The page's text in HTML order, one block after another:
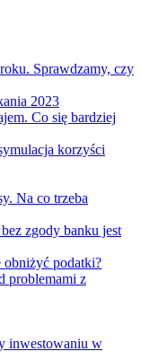
Sprawdzamy, czy
2023
Co się bardziej
korzyści
Na co trzeba
zgody banku jest
obniżyć podatki?
problemami z
inwestowaniu w